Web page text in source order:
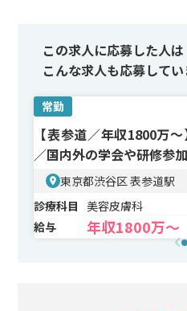
この求人に応募した人は
こんな求人も応募して
常勤
【表参道／年収1800万
／国内外の学会や研修参
東京都渋谷区 表参道駅
診療科目
美容皮膚科
給与
年収1800万〜